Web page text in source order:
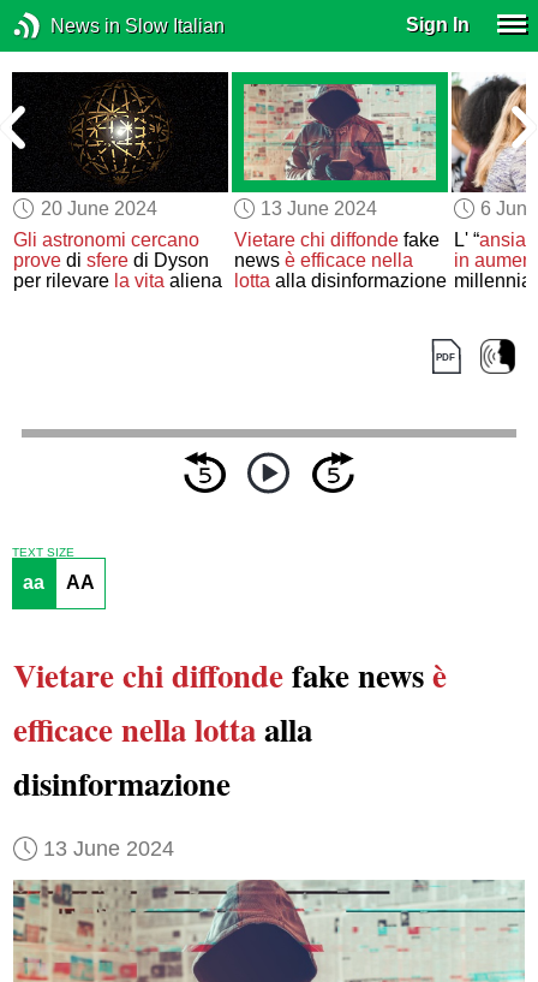
News in Slow Italian Sign In
20 June 2024
Gli astronomi cercano
prove disfere di Dyson
per rilevare la vita aliena
13 June 2024
Vietare chi diffondefake
news è efficace nella
lottaalla disinformazione
6
L' “ansia
in
TEXT SIZE
aa AA
Vietarechi diffondefake newsè
efficacenella lottaalla
disinformazione
13 June 2024